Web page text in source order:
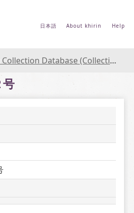
日本語 About khirin Help
(Collections Database of the National Museum of Japanese History)
号